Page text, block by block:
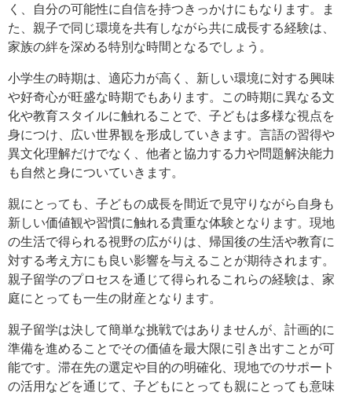
く、自分の可能性に自信を持つきっかけにもなります。ま
た、親子で同じ環境を共有しながら共に成長する経験は、
家族の絆を深める特別な時間となるでしょう。
小学生の時期は、適応力が高く、新しい環境に対する興味
や好奇心が旺盛な時期でもあります。この時期に異なる文
化や教育スタイルに触れることで、子どもは多様な視点を
身につけ、広い世界観を形成していきます。言語の習得や
異文化理解だけでなく、他者と協力する力や問題解決能力
も自然と身についていきます。
親にとっても、子どもの成長を間近で見守りながら自身も
新しい価値観や習慣に触れる貴重な体験となります。現地
の生活で得られる視野の広がりは、帰国後の生活や教育に
対する考え方にも良い影響を与えることが期待されます。
親子留学のプロセスを通じて得られるこれらの経験は、家
庭にとっても一生の財産となります。
親子留学は決して簡単な挑戦ではありませんが、計画的に
準備を進めることでその価値を最大限に引き出すことが可
能です。滞在先の選定や目的の明確化、現地でのサポート
の活用などを通じて、子どもにとっても親にとっても意味